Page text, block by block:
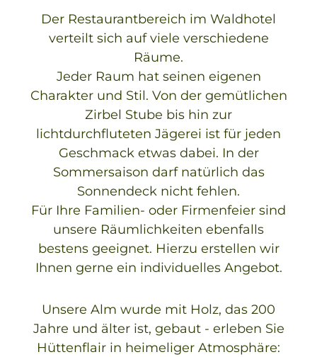
Der Restaurantbereich im Waldhotel
verteilt sich auf viele verschiedene
Räume.
Jeder Raum hat seinen eigenen
Charakter und Stil. Von der gemütlichen
Zirbel Stube bis hin zur
lichtdurchfluteten Jägerei ist für jeden
Geschmack etwas dabei. In der
Sommersaison darf natürlich das
Sonnendeck nicht fehlen.
Für Ihre Familien- oder Firmenfeier sind
unsere Räumlichkeiten ebenfalls
bestens geeignet. Hierzu erstellen wir
Ihnen gerne ein individuelles Angebot.
Unsere Alm wurde mit Holz, das 200
Jahre und älter ist, gebaut - erleben Sie
Hüttenflair in heimeliger Atmosphäre: